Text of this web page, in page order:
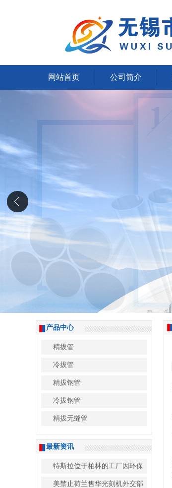
网站首页 公司简介
产品中心
精拔管
冷拔管
精拔钢管
冷拔钢管
精拔无缝管
最新资讯
特斯拉位于柏林的工厂因环保
美禁止荷兰售华光刻机外交部